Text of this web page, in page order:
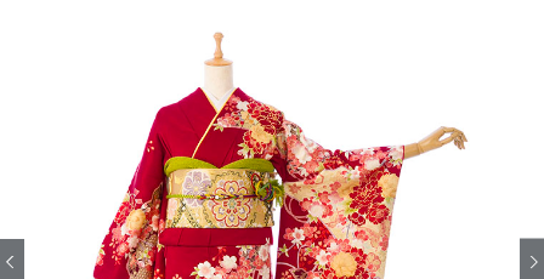
お客様はこちら
着物の種類から探す
七五三レンタル